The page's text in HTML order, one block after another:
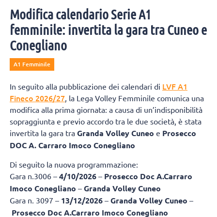
Modifica calendario Serie A1
femminile: invertita la gara tra Cuneo e
Conegliano
A1 Femminile
In seguito alla pubblicazione dei calendari di LVF A1
Fineco 2026/27, la Lega Volley Femminile comunica una
modifica alla prima giornata: a causa di un’indisponibilità
sopraggiunta e previo accordo tra le due società, è stata
invertita la gara tra Granda Volley Cuneo e Prosecco
DOC A. Carraro Imoco Conegliano
Di seguito la nuova programmazione:
Gara n.3006 – 4/10/2026 – Prosecco Doc A.Carraro
Imoco Conegliano – Granda Volley Cuneo
Gara n. 3097 – 13/12/2026 – Granda Volley Cuneo –
Prosecco Doc A.Carraro Imoco Conegliano